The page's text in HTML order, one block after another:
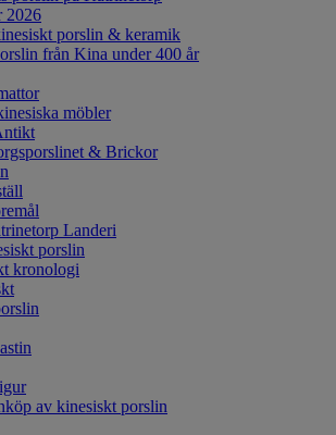
2026
porslin & keramik
från Kina under 400 år
möbler
& Brickor
Landeri
porslin
kronologi
av kinesiskt porslin